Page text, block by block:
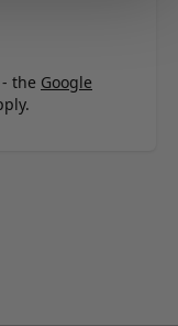
the Google